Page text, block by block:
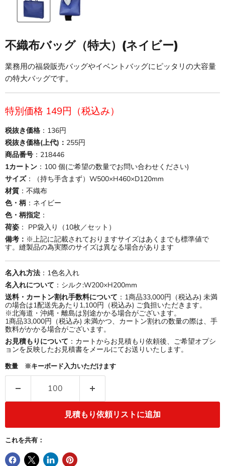
不織布バッグ（特大）(ネイビー)
業務用の福袋販売バッグやイベントバッグにピッタリの大容量
の特大バッグです。
現在の価格
特別価格 149円（税込み）
税抜き価格 ：136円
税抜き価格(上代)： 255円
商品番号 ：218446
1カートン ：100 個(ご希望の数量でお問い合わせください)
サイズ：（持ち手含まず）W500×H460×D120mm
材質 ：不織布
色・柄 ：ネイビー
色・柄指定 ：
荷姿 ： PP袋入り（10枚／セット）
備考： ※上記に記載されておりますサイズはあくまでも標準値で
す。縫製品の為実際のサイズは異なる場合があります
名入れ方法 ：1色名入れ
名入れについて ：シルク:W200×H200mm
送料・カートン割れ手数料について ：1商品33,000円（税込み) 未満
の場合は1配送先あたり1,100円（税込み) ご負担いただきます。
※北海道・沖縄・離島は別途かかる場合がございます。
1商品33,000円（税込み) 未満かつ、カートン割れの数量の際は、手
数料がかかる場合がございます。
お見積もりについて ：カートからお見積もり依頼後、ご希望オプシ
ョンを反映したお見積書をメールにてお送りいたします。
数量 ※キーボード入力いただけます
見積もり依頼リストに追加
これを共有：